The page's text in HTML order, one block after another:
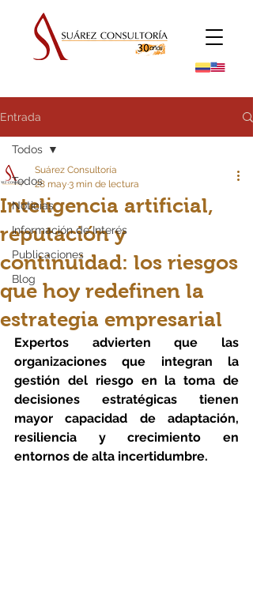
Entrada
Todos
Noticias
Información de Interés
Publicaciones
Blog
Todos
Inteligencia artificial,
reputación y
continuidad: los riesgos
que hoy redefinen la
estrategia empresarial
Suárez Consultoría
28 may 3 min de lectura
Expertos advierten que las
organizaciones que integran la
gestión del riesgo en la toma de
decisiones estratégicas tienen
mayor capacidad de adaptación,
resiliencia y crecimiento en
entornos de alta incertidumbre.